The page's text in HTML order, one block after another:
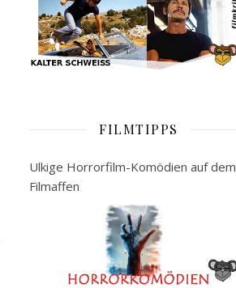
FILMTIPPS
Ulkige Horrorfilm-Komödien auf dem
Filmaffen